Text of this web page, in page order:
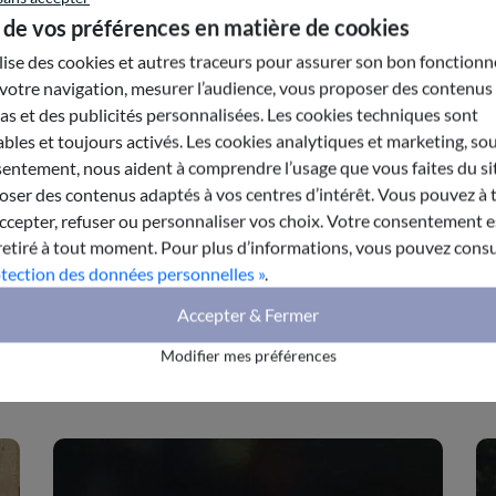
le rapport
la même thématique
vos préférences en matière de cookies
des cookies et autres traceurs pour assurer son bon
navigation, mesurer l’audience, vous proposer des contenus
et des publicités personnalisées. Les cookies techniques sont
et toujours activés. Les cookies analytiques et marketing,
nous aident à comprendre l’usage que vous faites du
des contenus adaptés à vos centres d’intérêt. Vous pouvez à
refuser ou personnaliser vos choix. Votre consentement
à tout moment. Pour plus d’informations, vous pouvez
des données personnelles ».
Accepter & Fermer
Modifier mes préférences